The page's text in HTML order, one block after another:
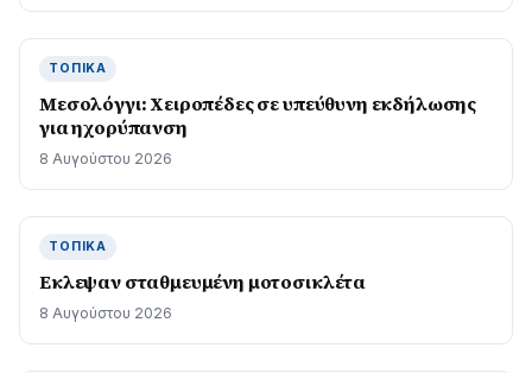
ΤΟΠΙΚΆ
Μεσολόγγι: Χειροπέδες σε υπεύθυνη εκδήλωσης
για ηχορύπανση
8 Αυγούστου 2026
ΤΟΠΙΚΆ
Εκλεψαν σταθμευμένη μοτοσικλέτα
8 Αυγούστου 2026